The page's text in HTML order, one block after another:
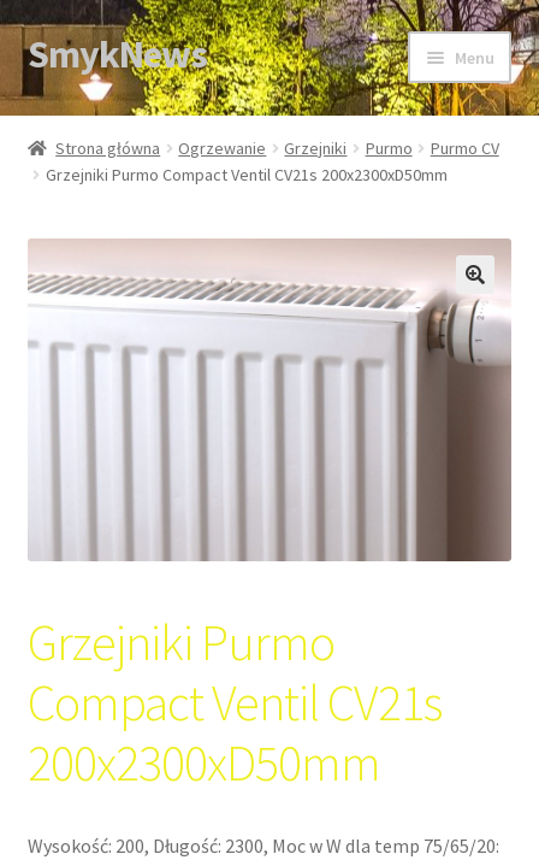
Przejdź
do
nawigacji
Przejdź
do
treści
SmykNews Menu
Strona główna
Strona główna Ogrzewanie Grzejniki Purmo
Purmo CV
Grzejniki Purmo Compact Ventil CV21s 200x2300xD50mm
Grzejniki Purmo
Compact Ventil CV21s
200x2300xD50mm
Wysokość: 200, Długość: 2300, Moc w W dla temp 75/65/20: